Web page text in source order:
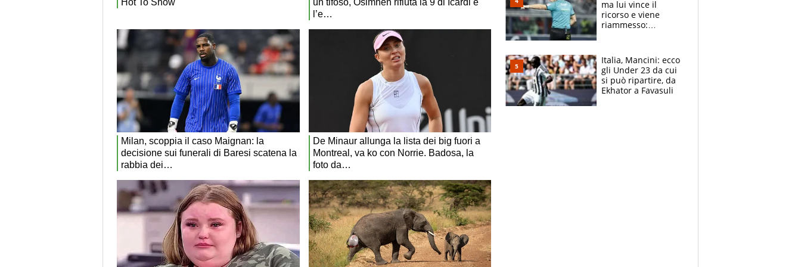
ma lui vince il
ricorso e viene
riammesso:
Italia, Mancini: ecco
gli Under 23 da cui
si può ripartire, da
Ekhator a Favasuli